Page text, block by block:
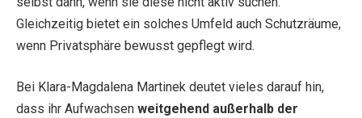
Gleichzeitig bietet ein solches Umfeld auch Schutzräume,
wenn Privatsphäre bewusst gepflegt wird.
Bei Klara-Magdalena Martinek deutet vieles darauf hin,
dass ihr Aufwachsen weitgehend außerhalb der